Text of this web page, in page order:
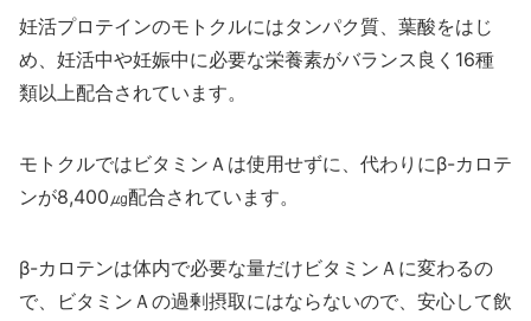
妊活プロテインのモトクルにはタンパク質、葉酸をはじ
め、妊活中や妊娠中に必要な栄養素がバランス良く16種
類以上配合されています。
モトクルではビタミンＡは使用せずに、代わりにβ-カロテ
ンが8,400㎍配合されています。
β-カロテンは体内で必要な量だけビタミンＡに変わるの
で、ビタミンＡの過剰摂取にはならないので、安心して飲